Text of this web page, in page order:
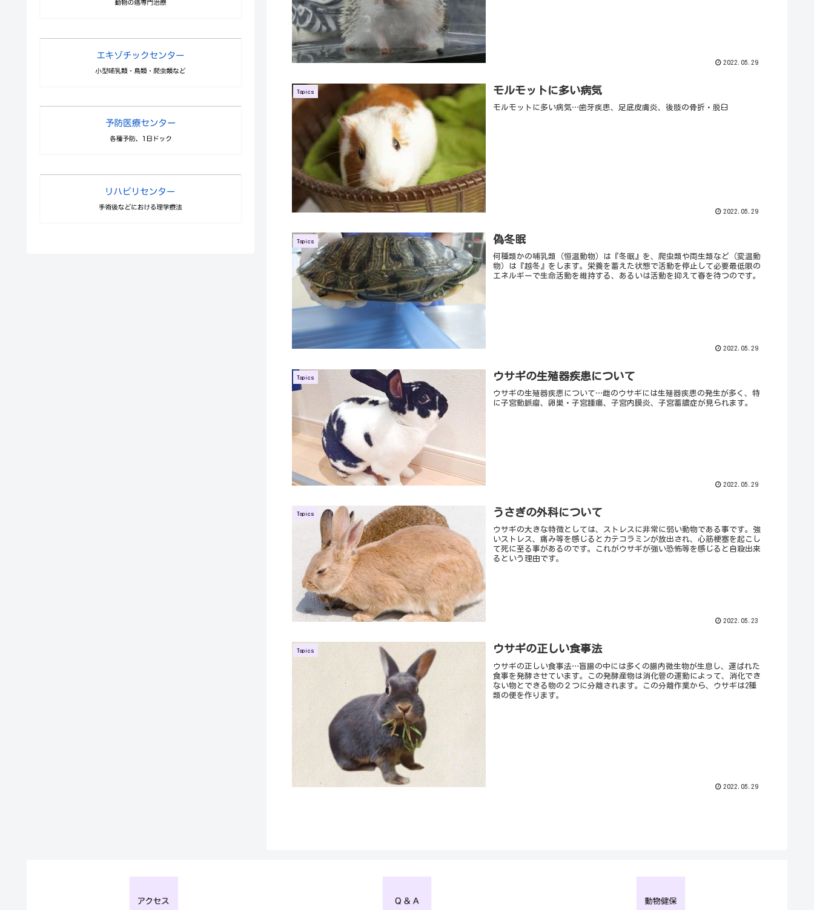
2022.05.29
Topics モルモットに多い病気
モルモットに多い病気…歯牙疾患、足底皮膚炎、後肢の骨折・脱臼
2022.05.29
Topics 偽冬眠
何種類かの哺乳類（恒温動物）は『冬眠』を、爬虫類や両生類など（変温動
物）は『越冬』をします。栄養を蓄えた状態で活動を停止して必要最低限の
エネルギーで生命活動を維持する、あるいは活動を抑えて春を待つのです。
2022.05.29
Topics ウサギの生殖器疾患について
ウサギの生殖器疾患について…雌のウサギには生殖器疾患の発生が多く、特
に子宮動脈瘤、卵巣・子宮腫瘍、子宮内膜炎、子宮蓄膿症が見られます。
2022.05.29
Topics うさぎの外科について
ウサギの大きな特徴としては、ストレスに非常に弱い動物である事です。強
いストレス、痛み等を感じるとカテコラミンが放出され、心筋梗塞を起こし
て死に至る事があるのです。これがウサギが強い恐怖等を感じると自殺出来
るという理由です。
2022.05.23
Topics ウサギの正しい食事法
ウサギの正しい食事法…盲腸の中には多くの腸内微生物が生息し、運ばれた
食事を発酵させています。この発酵産物は消化管の運動によって、消化でき
ない物とできる物の２つに分離されます。この分離作業から、ウサギは2種
類の便を作ります。
2022.05.29